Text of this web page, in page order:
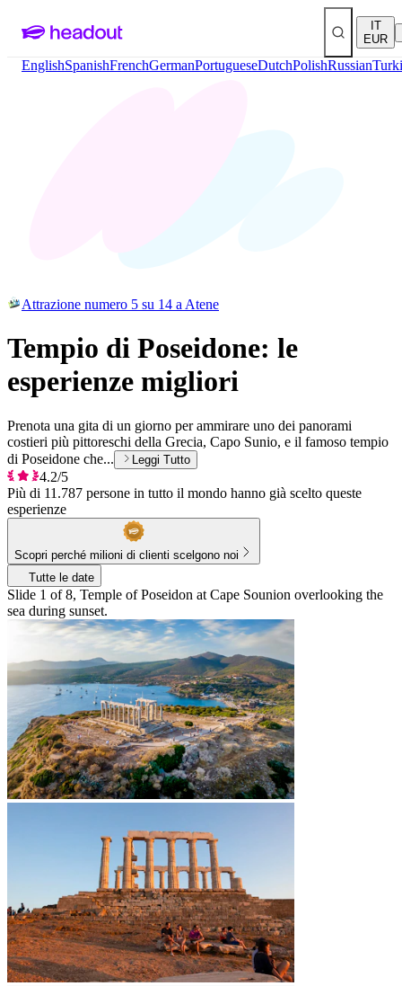
IT
EUR
EnglishSpanishFrenchGermanPortugueseDutchPolishRussian
Attrazione numero 5 su 14 a Atene
Tempio di Poseidone: le
esperienze migliori
Prenota una gita di un giorno per ammirare uno dei panorami
costieri più pittoreschi della Grecia, Capo Sunio, e il famoso tempio
di Poseidone che...
Leggi Tutto
4.2/5
Più di 11.787 persone in tutto il mondo hanno già scelto queste
esperienze
Scopri perché milioni di clienti scelgono noi
Tutte le date
Slide 1 of 8, Temple of Poseidon at Cape Sounion overlooking the
sea during sunset.